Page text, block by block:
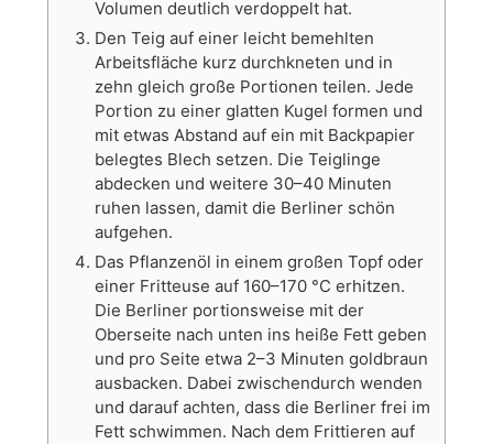
Volumen deutlich verdoppelt hat.
Den Teig auf einer leicht bemehlten
Arbeitsfläche kurz durchkneten und in
zehn gleich große Portionen teilen. Jede
Portion zu einer glatten Kugel formen und
mit etwas Abstand auf ein mit Backpapier
belegtes Blech setzen. Die Teiglinge
abdecken und weitere 30–40 Minuten
ruhen lassen, damit die Berliner schön
aufgehen.
Das Pflanzenöl in einem großen Topf oder
einer Fritteuse auf 160–170 °C erhitzen.
Die Berliner portionsweise mit der
Oberseite nach unten ins heiße Fett geben
und pro Seite etwa 2–3 Minuten goldbraun
ausbacken. Dabei zwischendurch wenden
und darauf achten, dass die Berliner frei im
Fett schwimmen. Nach dem Frittieren auf